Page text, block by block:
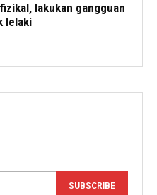
lakukan gangguan
lelaki
SUBSCRIBE